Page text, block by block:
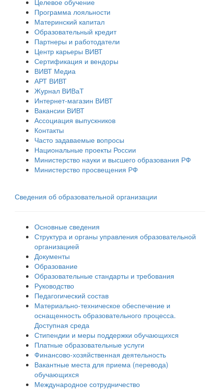
Программа лояльности
Материнский капитал
Образовательный кредит
Партнеры и работодатели
Центр карьеры ВИВТ
Сертификация и вендоры
ВИВТ Медиа
АРТ ВИВТ
Журнал ВИВаТ
Интернет-магазин ВИВТ
Вакансии ВИВТ
Ассоциация выпускников
Контакты
Часто задаваемые вопросы
Национальные проекты России
Министерство науки и высшего образования РФ
Министерство просвещения РФ
Сведения об образовательной организации
Основные сведения
Структура и органы управления образовательной
организацией
Документы
Образование
Образовательные стандарты и требования
Руководство
Педагогический состав
Материально-техническое обеспечение и
оснащенность образовательного процесса.
Доступная среда
Стипендии и меры поддержки обучающихся
Платные образовательные услуги
Финансово-хозяйственная деятельность
Вакантные места для приема (перевода)
обучающихся
Международное сотрудничество